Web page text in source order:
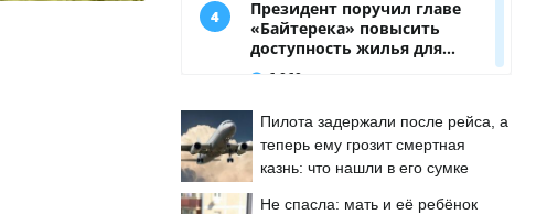
Пилота задержали после рейса, а
теперь ему грозит смертная
казнь: что нашли в его сумке
Не спасла: мать и её ребёнок